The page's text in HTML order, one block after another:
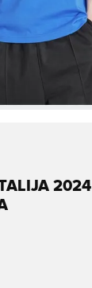
2024